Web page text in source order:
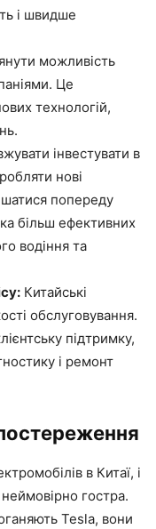
і швидше
можливість
Це
технологій,
інвестувати в
нові
попереду
більш ефективних
водіння та
Китайські
обслуговування.
підтримку,
і ремонт
в Китаї, і
гостра.
Tesla, вони